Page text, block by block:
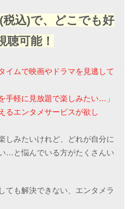
税込)で、どこでも好
聴可能！
イムで映画やドラマを見逃して
手軽に見放題で楽しみたい…」
るエンタメサービスが欲し
しみたいけれど、どれが自分に
…と悩んでいる方がたくさんい
ても解決できない、エンタメラ